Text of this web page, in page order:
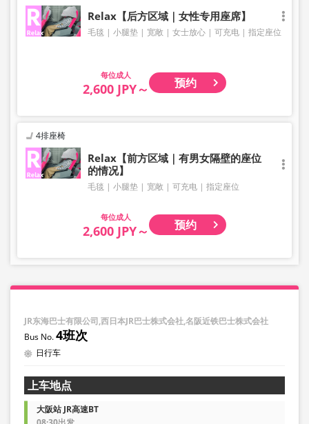
Relax【后方区域｜女性专用座席】
毛毯 小腿垫 宽敞 女士放心 可充电 指定座位
成人
2,600 JPY～ 预约
4排座椅
Relax【前方区域｜有男女隔壁的座位
的情况】
毛毯 小腿垫 宽敞 可充电 指定座位
成人
2,600 JPY～ 预约
JR东海巴士有限公司,西日本JR巴士株式会社,名阪近铁巴士株式会社
4班次
日行车
上车地点
大阪站 JR高速BT